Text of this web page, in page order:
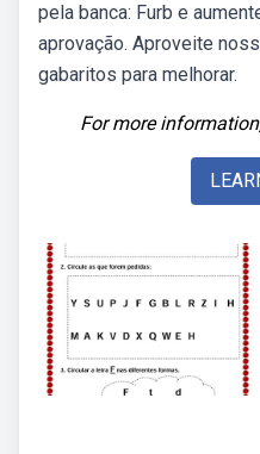
pela banca: Furb e
aprovação. Aproveite
gabaritos para melhorar.
For more